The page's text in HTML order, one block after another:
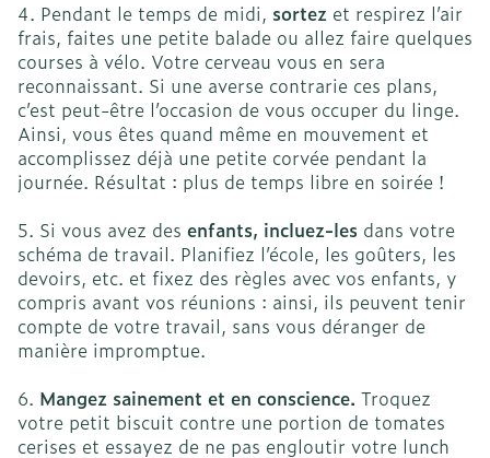
4. Pendant le temps de midi, sortez et respirez l’air
frais, faites une petite balade ou allez faire quelques
courses à vélo. Votre cerveau vous en sera
reconnaissant. Si une averse contrarie ces plans,
c’est peut-être l’occasion de vous occuper du linge.
Ainsi, vous êtes quand même en mouvement et
accomplissez déjà une petite corvée pendant la
journée. Résultat : plus de temps libre en soirée !
5. Si vous avez des enfants, incluez-les dans votre
schéma de travail. Planifiez l’école, les goûters, les
devoirs, etc. et fixez des règles avec vos enfants, y
compris avant vos réunions : ainsi, ils peuvent tenir
compte de votre travail, sans vous déranger de
manière impromptue.
6. Mangez sainement et en conscience. Troquez
votre petit biscuit contre une portion de tomates
cerises et essayez de ne pas engloutir votre lunch